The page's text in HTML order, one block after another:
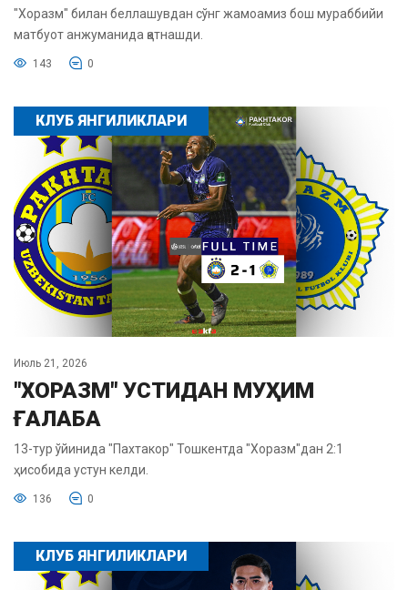
"Хоразм" билан беллашувдан сўнг жамоамиз бош мураббийи
матбуот анжуманида қатнашди.
143 0
КЛУБ ЯНГИЛИКЛАРИ
Июль 21, 2026
"ХОРАЗМ" УСТИДАН МУҲИМ
ҒАЛАБА
13-тур ўйинида "Пахтакор" Тошкентда "Хоразм"дан 2:1
ҳисобида устун келди.
136 0
КЛУБ ЯНГИЛИКЛАРИ